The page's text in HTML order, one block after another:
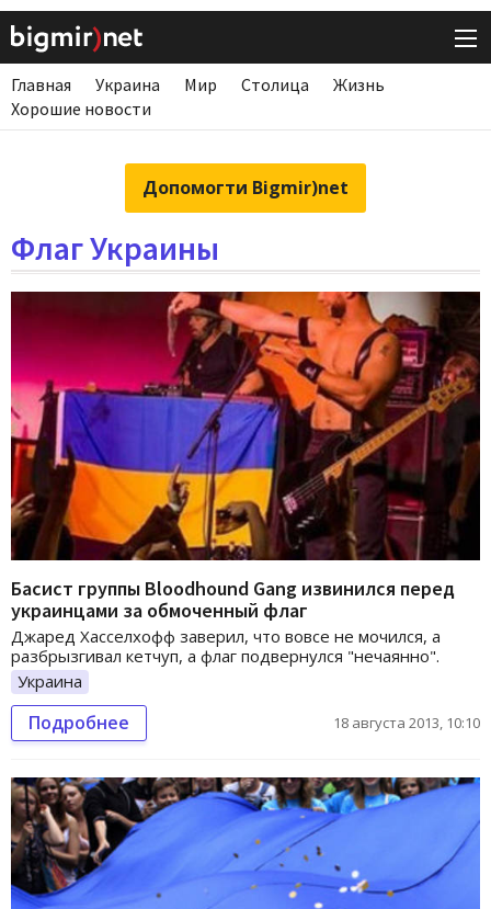
Главная Украина Мир Столица
Жизнь
Хорошие новости
Допомогти Bigmir)net
Флаг Украины
Басист группы Bloodhound Gang извинился перед
украинцами за обмоченный флаг
Джаред Хасселхофф заверил, что вовсе не мочился, а
разбрызгивал кетчуп, а флаг подвернулся "нечаянно".
Украина
Подробнее 18 августа 2013, 10:10